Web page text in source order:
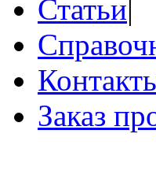
Статьи|
Заказ